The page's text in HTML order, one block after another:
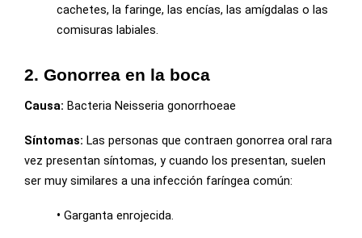
cachetes, la faringe, las encías, las amígdalas o las
comisuras labiales.
2. Gonorrea en la boca
Causa: Bacteria Neisseria gonorrhoeae
Síntomas: Las personas que contraen gonorrea oral rara
vez presentan síntomas, y cuando los presentan, suelen
ser muy similares a una infección faríngea común:
• Garganta enrojecida.